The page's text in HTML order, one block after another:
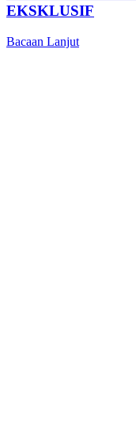
EKSKLUSIF
Bacaan Lanjut